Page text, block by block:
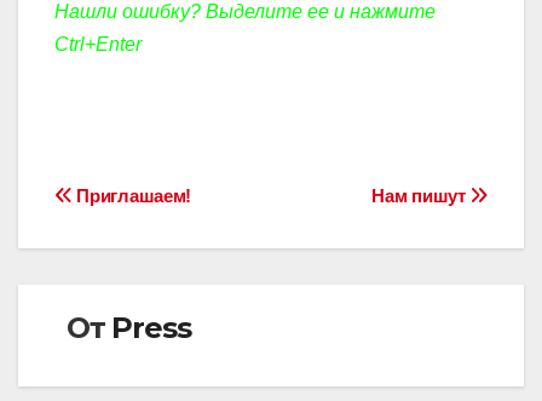
Нашли ошибку? Выделите ее и нажмите
Ctrl+Enter
Навигация
по
Нам пишут
Приглашаем!
От Press